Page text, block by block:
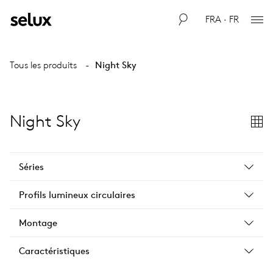
FRA · FR
Tous les produits Night Sky
Night Sky
Séries
Profils lumineux circulaires
Montage
Caractéristiques